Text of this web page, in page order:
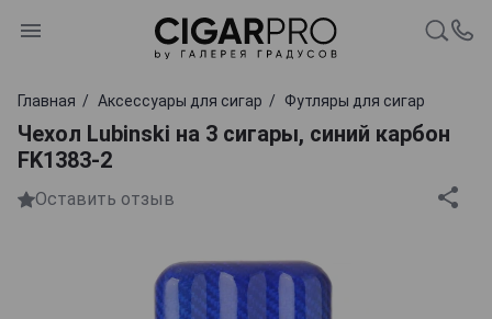
Главная Аксессуары для сигар Футляры для сигар
Чехол Lubinski на 3 сигары, синий карбон
FK1383-2
Оставить отзыв